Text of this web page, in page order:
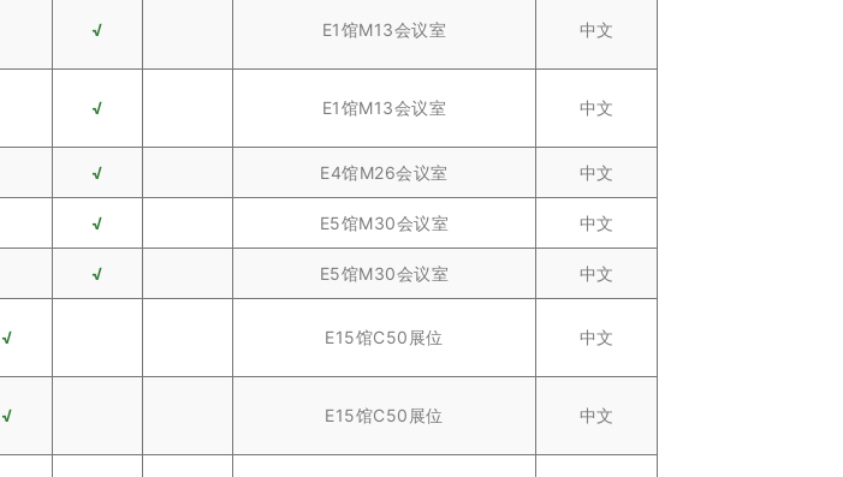
√ E1馆M13会议室 中文
√ E1馆M13会议室 中文
√ E4馆M26会议室 中文
√ E5馆M30会议室 中文
√ E5馆M30会议室 中文
√ E15馆C50展位 中文
√ E15馆C50展位 中文